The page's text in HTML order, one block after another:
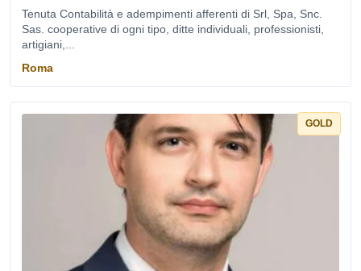
Tenuta Contabilità e adempimenti afferenti di Srl, Spa, Snc.
Sas. cooperative di ogni tipo, ditte individuali, professionisti,
artigiani,...
Roma
GOLD